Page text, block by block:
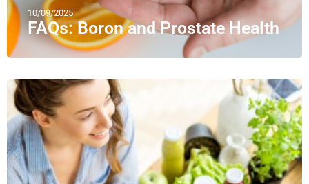
10/09/2025
FAQs: Boron and Prostate Health